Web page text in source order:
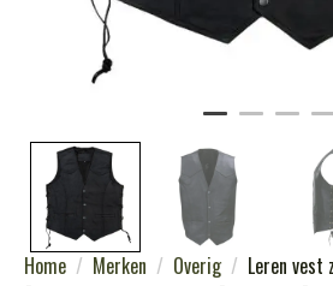
Home Merken Overig Leren vest